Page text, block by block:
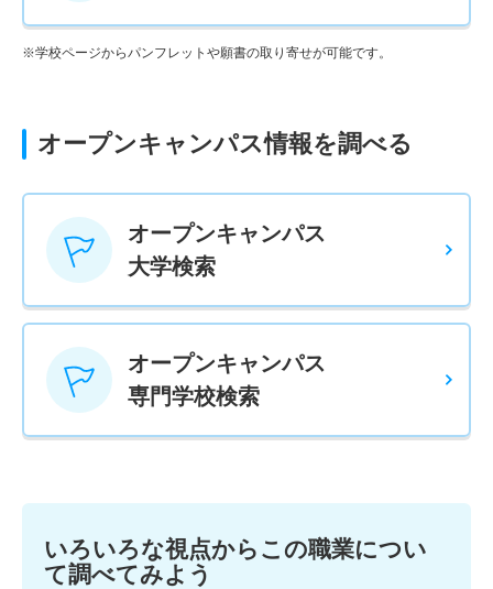
※学校ページからパンフレットや願書の取り寄せが可能です。
オープンキャンパス情報を調べる
オープンキャンパス
大学検索
オープンキャンパス
専門学校検索
いろいろな視点からこの職業につい
て調べてみよう